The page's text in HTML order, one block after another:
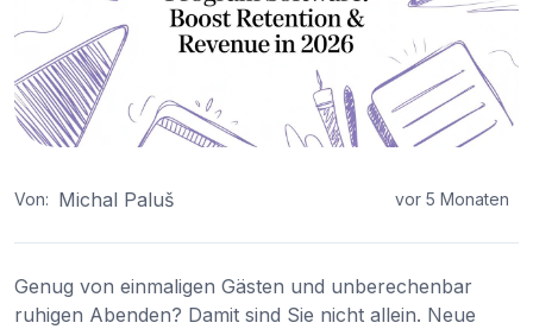
Von: Michal Paluš vor 5 Monaten
Genug von einmaligen Gästen und unberechenbar
ruhigen Abenden? Damit sind Sie nicht allein. Neue